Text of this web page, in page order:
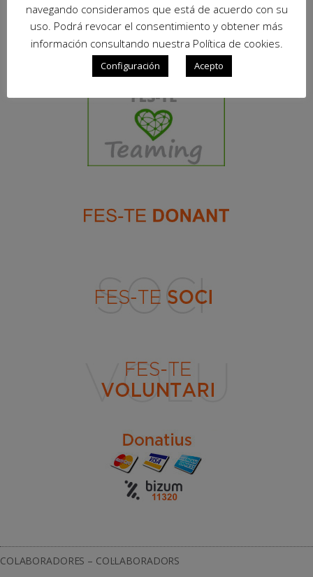
COLABORADORES – COL·LABORADORS
navegando consideramos que está de acuerdo con su
uso. Podrá revocar el consentimiento y obtener más
información consultando nuestra Política de cookies.
Configuración Acepto